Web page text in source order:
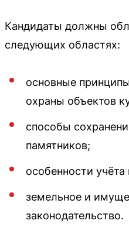
Кандидаты должны
следующих областях:
основные
охраны объектов
способы
памятников;
особенности
земельное и
законодательство.